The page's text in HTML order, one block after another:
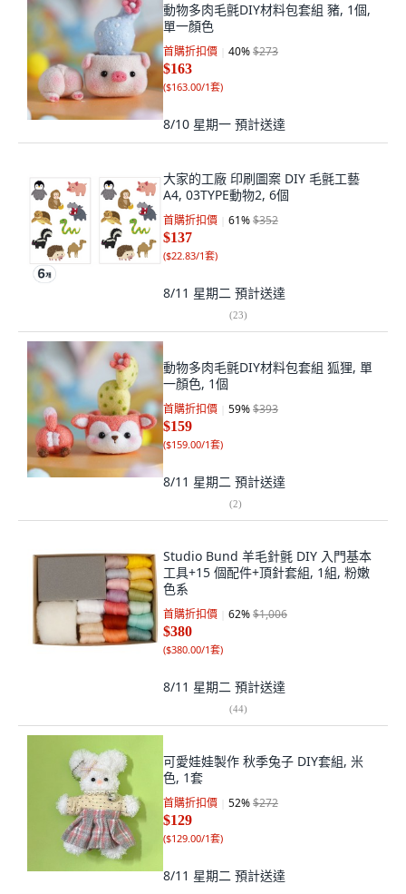
動物多肉毛氈DIY材料包套組 豬, 1個,
單一顏色
首購折扣價 40%$273
$163
($163.00/1套)
8/10 星期一 預計送達
大家的工廠 印刷圖案 DIY 毛氈工藝
A4, 03TYPE動物2, 6個
首購折扣價 61%$352
$137
($22.83/1套)
8/11 星期二 預計送達
(23)
動物多肉毛氈DIY材料包套組 狐狸, 單
一顏色, 1個
首購折扣價 59%$393
$159
($159.00/1套)
8/11 星期二 預計送達
(2)
Studio Bund 羊毛針氈 DIY 入門基本
工具+15 個配件+頂針套組, 1組, 粉嫩
色系
首購折扣價 62%$1,006
$380
($380.00/1套)
8/11 星期二 預計送達
(44)
可愛娃娃製作 秋季兔子 DIY套組, 米
色, 1套
首購折扣價 52%$272
$129
($129.00/1套)
8/11 星期二 預計送達